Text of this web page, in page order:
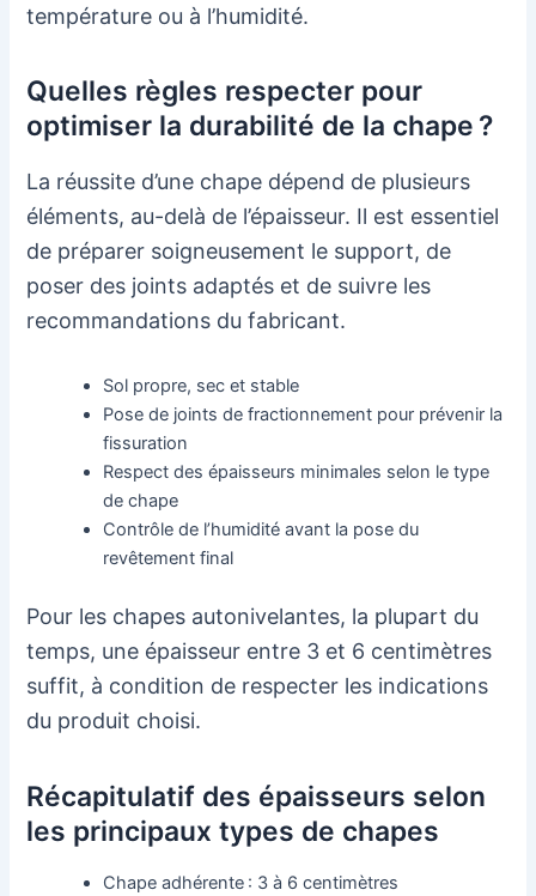
température ou à l’humidité.
Quelles règles respecter pour
optimiser la durabilité de la chape ?
La réussite d’une chape dépend de plusieurs
éléments, au-delà de l’épaisseur. Il est essentiel
de préparer soigneusement le support, de
poser des joints adaptés et de suivre les
recommandations du fabricant.
Sol propre, sec et stable
Pose de joints de fractionnement pour prévenir la
fissuration
Respect des épaisseurs minimales selon le type
de chape
Contrôle de l’humidité avant la pose du
revêtement final
Pour les chapes autonivelantes, la plupart du
temps, une épaisseur entre 3 et 6 centimètres
suffit, à condition de respecter les indications
du produit choisi.
Récapitulatif des épaisseurs selon
les principaux types de chapes
Chape adhérente : 3 à 6 centimètres